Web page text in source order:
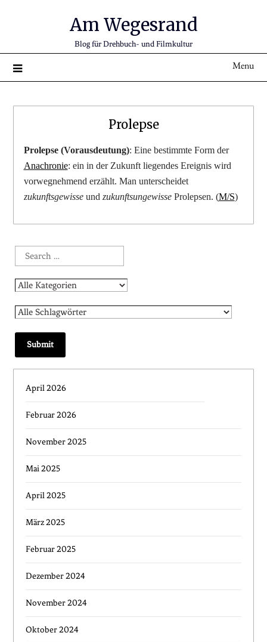
Am Wegesrand
Blog für Drehbuch- und Filmkultur
Menu
Prolepse
Prolepse (Vorausdeutung): Eine bestimmte Form der
Anachronie: ein in der Zukunft liegendes Ereignis wird
vorwegnehmend erzählt. Man unterscheidet
zukunftsgewisse und zukunftsungewisse Prolepsen. (M/S)
April 2026
Februar 2026
November 2025
Mai 2025
April 2025
März 2025
Februar 2025
Dezember 2024
November 2024
Oktober 2024